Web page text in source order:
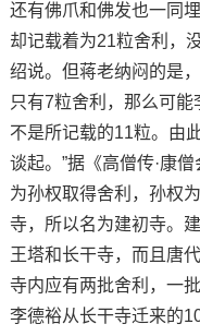
还有佛爪和佛发也一同
却记载着为21粒舍利，
绍说。但蒋老纳闷的是
只有7粒舍利，那么可
不是所记载的11粒。由
谈起。”据《高僧传·康
为孙权取得舍利，孙权
寺，所以名为建初寺。
王塔和长干寺，而且唐
寺内应有两批舍利，一
李德裕从长干寺迁来的